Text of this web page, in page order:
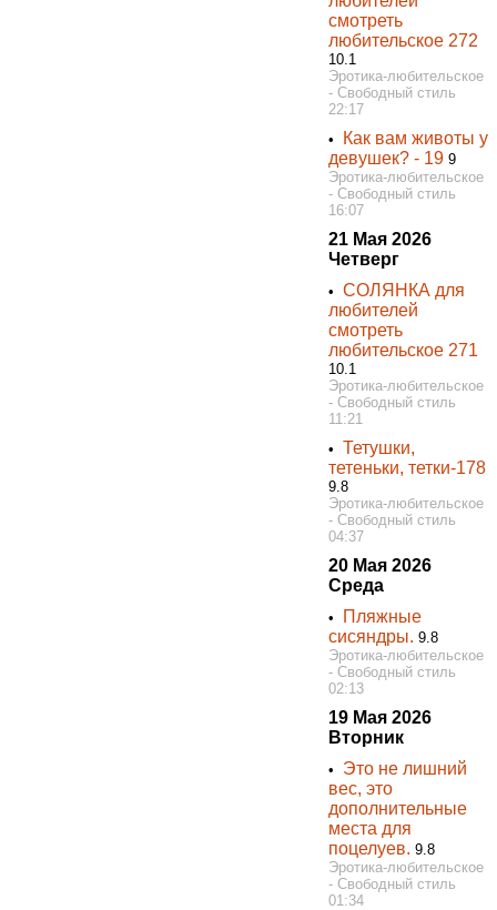
смотреть
любительское 272
10.1
Эротика-любительское
- Свободный стиль
22:17
•
Как вам животы у
девушек? - 19 9
Эротика-любительское
- Свободный стиль
16:07
21 Мая 2026
Четверг
•СОЛЯНКА для
любителей
смотреть
любительское 271
10.1
Эротика-любительское
- Свободный стиль
11:21
• Тетушки,
тетеньки, тетки-178
9.8
Эротика-любительское
- Свободный стиль
04:37
20 Мая 2026
Среда
•
Пляжные
сисяндры. 9.8
Эротика-любительское
- Свободный стиль
02:13
19 Мая 2026
Вторник
• Это не лишний
вес, это
дополнительные
места для
поцелуев. 9.8
Эротика-любительское
- Свободный стиль
01:34